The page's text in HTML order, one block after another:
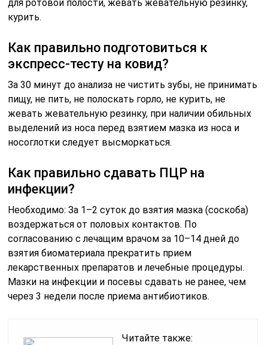
для ротовой полости, жевать жевательную резинку,
курить.
Как правильно подготовиться к
экспресс-тесту на ковид?
За 30 минут до анализа не чистить зубы, не принимать
пищу, не пить, не полоскать горло, не курить, не
жевать жевательную резинку, при наличии обильных
выделений из носа перед взятием мазка из носа и
носоглотки следует высморкаться.
Как правильно сдавать ПЦР на
инфекции?
Необходимо: За 1–2 суток до взятия мазка (соскоба)
воздержаться от половых контактов. По
согласованию с лечащим врачом за 10–14 дней до
взятия биоматериала прекратить прием
лекарственных препаратов и лечебные процедуры.
Мазки на инфекции и посевы сдавать не ранее, чем
через 3 недели после приема антибиотиков.
Читайте также: